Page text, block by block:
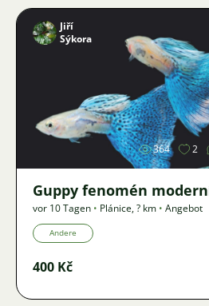
Bild
Jiří
Sýkora
364 2
Guppy fenomén
vor 10 Tagen • Plánice,? km • Angebot
Andere
400 Kč